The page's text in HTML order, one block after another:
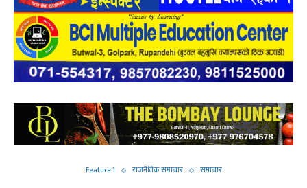
Feature 1 राजनैतिक समाचार समाचार